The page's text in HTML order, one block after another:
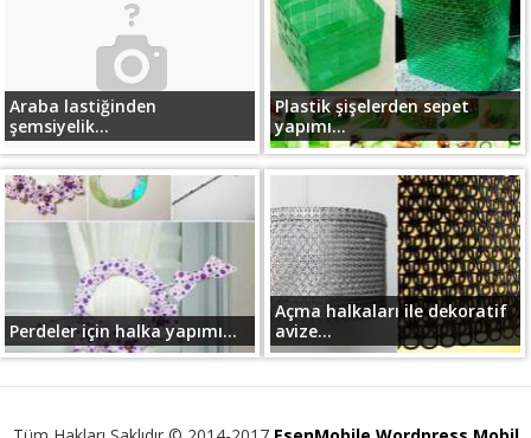
Araba lastiğinden
şemsiyelik...
Plastik şişelerden sepet
yapımı...
Perdeler için halka yapımı...
Açma halkaları ile dekoratif
avize...